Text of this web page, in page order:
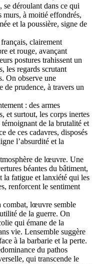
se déroulant dans ce qui
murs, à moitié effondrés,
et la poussière, signe de
clairement
et rouge, avançant
postures trahissent un
les regards scrutant
On observe une
de prudence, à travers un
: des armes
et surtout, les corps inertes
de la brutalité et
de ces cadavres, disposés
l’absurdité et la
de lœuvre. Une
béantes du bâtiment,
la fatigue et lanxiété qui les
renforcent le sentiment
combat, lœuvre semble
de la guerre. On
qui émane de la
vie. Lensemble suggère
à la barbarie et la perte.
du pathos
qui transcende le